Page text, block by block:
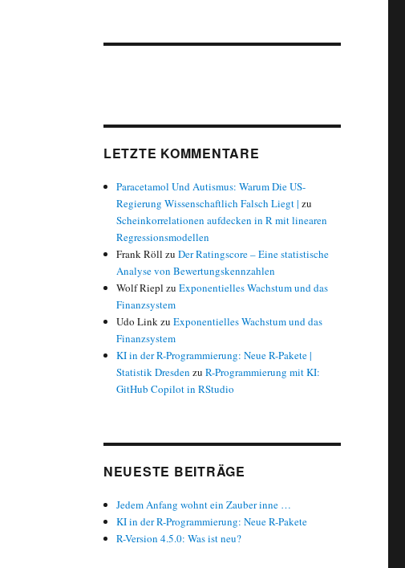
LETZTE KOMMENTARE
Paracetamol Und Autismus: Warum Die US-
Regierung Wissenschaftlich Falsch Liegt | zu
Scheinkorrelationen aufdecken in R mit linearen
Regressionsmodellen
Frank Röll zuDer Ratingscore – Eine statistische
Analyse von Bewertungskennzahlen
Wolf Riepl zuExponentielles Wachstum und das
Finanzsystem
Udo LinkzuExponentielles Wachstum und das
Finanzsystem
KI in der R-Programmierung: Neue R-Pakete |
Statistik Dresden zuR-Programmierung mit KI:
GitHub Copilot in RStudio
NEUESTE BEITRÄGE
Jedem Anfang wohnt ein Zauber inne …
KI in der R-Programmierung: Neue R-Pakete
R-Version 4.5.0: Was ist neu?